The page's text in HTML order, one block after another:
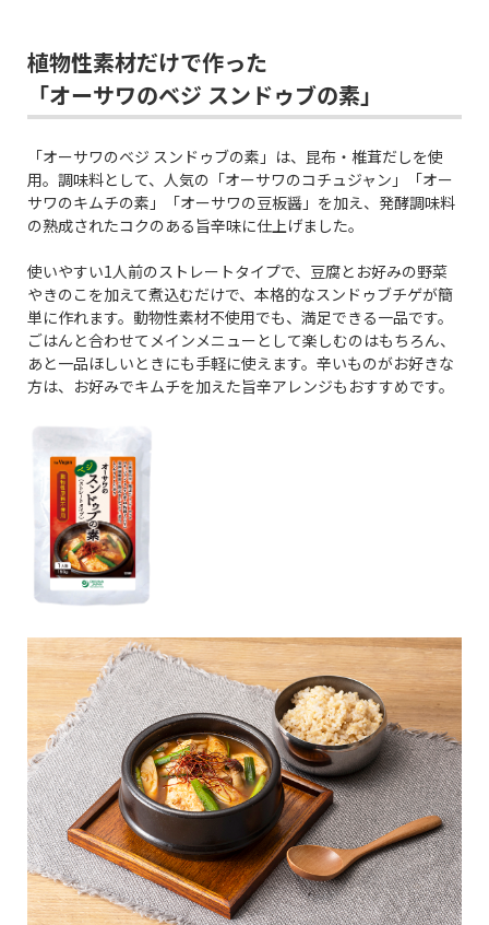
植物性素材だけで作った
「オーサワのベジ スンドゥブの素」
「オーサワのベジ スンドゥブの素」は、昆布・椎茸だしを使
用。調味料として、人気の「オーサワのコチュジャン」「オー
サワのキムチの素」「オーサワの豆板醤」を加え、発酵調味料
の熟成されたコクのある旨辛味に仕上げました。
使いやすい1人前のストレートタイプで、豆腐とお好みの野菜
やきのこを加えて煮込むだけで、本格的なスンドゥブチゲが簡
単に作れます。動物性素材不使用でも、満足できる一品です。
ごはんと合わせてメインメニューとして楽しむのはもちろん、
あと一品ほしいときにも手軽に使えます。辛いものがお好きな
方は、お好みでキムチを加えた旨辛アレンジもおすすめです。